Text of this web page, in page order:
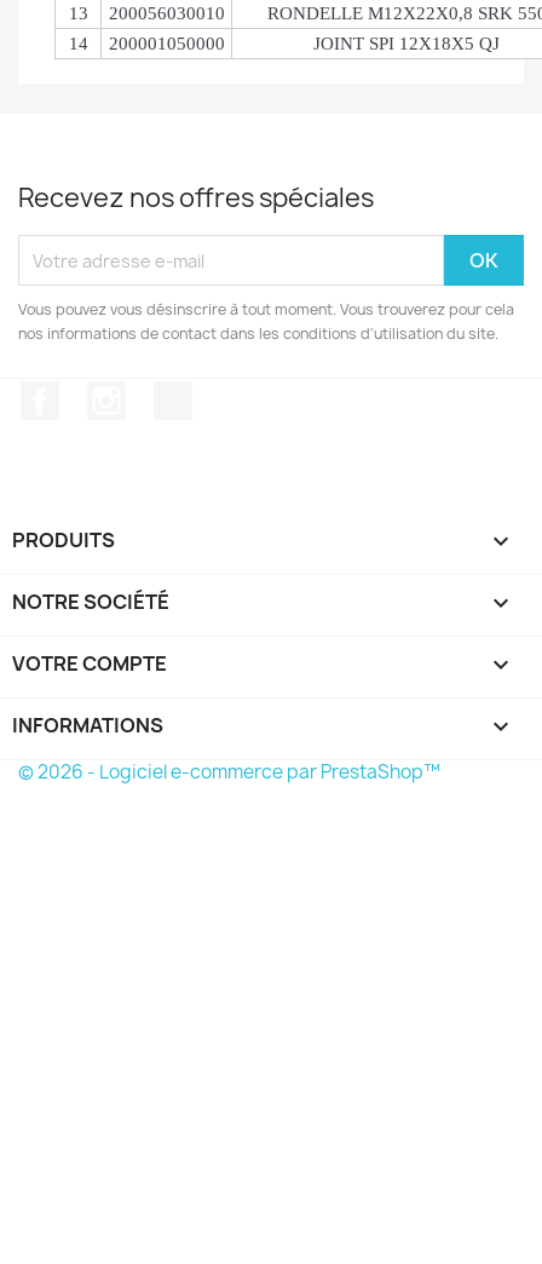
13
200056030010
RONDELLE M12X22X0,8 SRK
14
200001050000 JOINT SPI 12X18X5 QJ
Recevez nos offres spéciales
Vous pouvez vous désinscrire à tout moment. Vous trouverez pour cela
nos informations de contact dans les conditions d'utilisation du site.
PRODUITS 
NOTRE SOCIÉTÉ 
VOTRE COMPTE 
INFORMATIONS keyboard_arrow_down
© 2026 - Logiciel e-commerce par PrestaShop™